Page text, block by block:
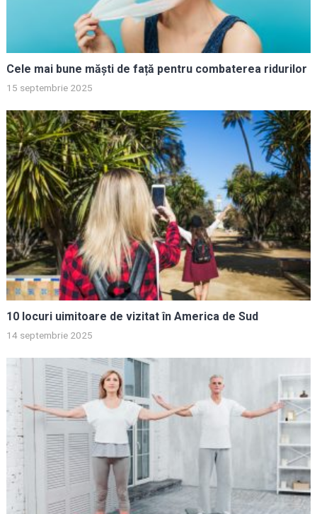
Cele mai bune măști de față pentru combaterea ridurilor
15 septembrie 2025
10 locuri uimitoare de vizitat în America de Sud
14 septembrie 2025